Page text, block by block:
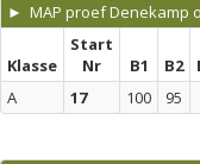
► MAP proef Denekamp
Klasse
Start
Nr
B1 B2
A
17 100 95